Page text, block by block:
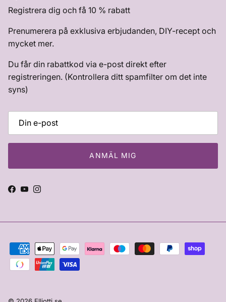
Registrera dig och få 10 % rabatt
Prenumerera på exklusiva erbjudanden, DIY-recept och
mycket mer.
Du får din rabattkod via e-post direkt efter
registreringen. (Kontrollera ditt spamfilter om det inte
syns)
ANMÄL MIG
Facebook
YouTube
Instagram